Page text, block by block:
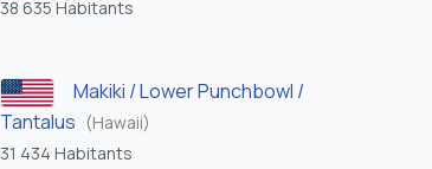
38 635 Habitants
Makiki / Lower Punchbowl /
Tantalus (Hawaii)
31 434 Habitants